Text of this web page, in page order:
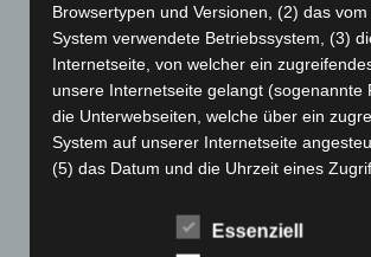
Oktober 2023(114)
September 2023
(133)
August 2023(134)
Juli 2023(118)
Juni 2023 (142)
Browsertypen und Versionen, (2) das
System verwendete Betriebssystem, (3)
Internetseite, von welcher ein
unsere Internetseite gelangt (sogenannte
die Unterwebseiten, welche über ein
System auf unserer Internetseite
(5) das Datum und die Uhrzeit eines
Adresse), (7) der Internet-Service-Provider
Essenziell